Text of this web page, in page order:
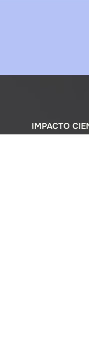
IMPACTO